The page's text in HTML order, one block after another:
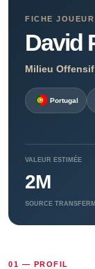
FICHE JOUEUR
David
Milieu Offensif
Portugal
VALEUR ESTIMÉE
2M
SOURCE
01 — PROFIL